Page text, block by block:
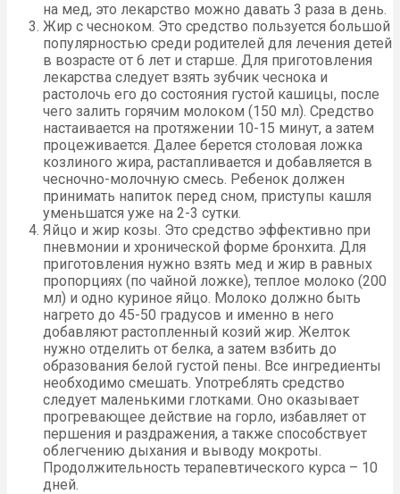
на мед, это лекарство можно давать 3 раза в день.
Жир с чесноком. Это средство пользуется большой
популярностью среди родителей для лечения детей
в возрасте от 6 лет и старше. Для приготовления
лекарства следует взять зубчик чеснока и
растолочь его до состояния густой кашицы, после
чего залить горячим молоком (150 мл). Средство
настаивается на протяжении 10-15 минут, а затем
процеживается. Далее берется столовая ложка
козлиного жира, растапливается и добавляется в
чесночно-молочную смесь. Ребенок должен
принимать напиток перед сном, приступы кашля
уменьшатся уже на 2-3 сутки.
Яйцо и жир козы. Это средство эффективно при
пневмонии и хронической форме бронхита. Для
приготовления нужно взять мед и жир в равных
пропорциях (по чайной ложке), теплое молоко (200
мл) и одно куриное яйцо. Молоко должно быть
нагрето до 45-50 градусов и именно в него
добавляют растопленный козий жир. Желток
нужно отделить от белка, а затем взбить до
образования белой густой пены. Все ингредиенты
необходимо смешать. Употреблять средство
следует маленькими глотками. Оно оказывает
прогревающее действие на горло, избавляет от
першения и раздражения, а также способствует
облегчению дыхания и выводу мокроты.
Продолжительность терапевтического курса – 10
дней.